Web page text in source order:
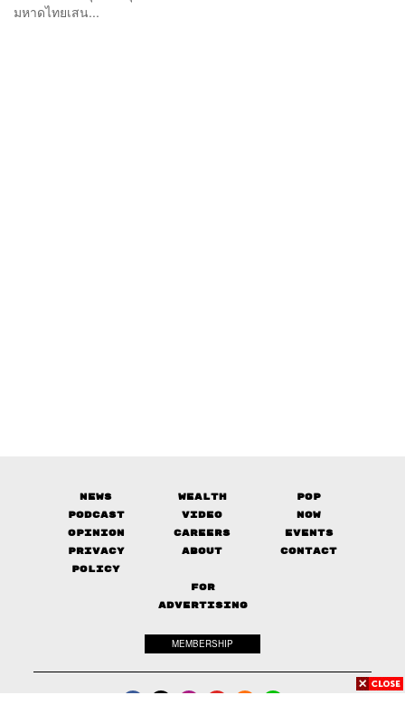
มหาดไทยเสน...
News Wealth
Pop
Podcast
Video
Now
Opinion
Careers
Events
Privacy
Policy
About Contact
FOR
ADVERTISING
MEMBERSHIP